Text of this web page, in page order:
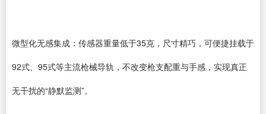
微型化无感集成：传感器重量低于35克，尺寸精巧，可便捷挂载于
92式、95式等主流枪械导轨，不改变枪支配重与手感，实现真正
无干扰的“静默监测”。